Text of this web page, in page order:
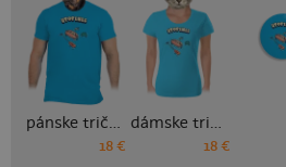
pánske tričko
18 €
dámske tričko
18 €